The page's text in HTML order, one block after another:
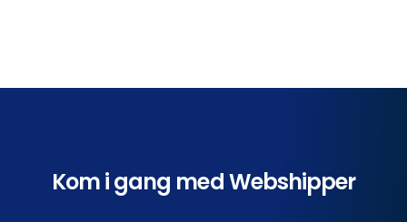
Kom i gang med Webshipper